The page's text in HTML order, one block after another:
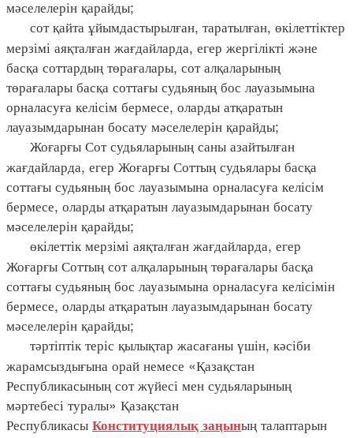
мәселелерін қарайды;
сот қайта ұйымдастырылған, таратылған, өкілеттіктер
мерзімі аяқталған жағдайларда, егер жергілікті және
басқа соттардың төрағалары, сот алқаларының
төрағалары басқа соттағы судьяның бос лауазымына
орналасуға келісім бермесе, оларды атқаратын
лауазымдарынан босату мәселелерін қарайды;
Жоғарғы Сот судьяларының саны азайтылған
жағдайларда, егер Жоғарғы Соттың судьялары басқа
соттағы судьяның бос лауазымына орналасуға келісім
бермесе, оларды атқаратын лауазымдарынан босату
мәселелерін қарайды;
өкілеттік мерзімі аяқталған жағдайларда, егер
Жоғарғы Соттың сот алқаларының төрағалары басқа
соттағы судьяның бос лауазымына орналасуға келісімін
бермесе, оларды атқаратын лауазымдарынан босату
мәселелерін қарайды;
тәртіптік теріс қылықтар жасағаны үшін, кәсіби
жарамсыздығына орай немесе «Қазақстан
Республикасының сот жүйесі мен судьяларының
мәртебесі туралы» Қазақстан
Республикасы Конституциялық заңының талаптарын